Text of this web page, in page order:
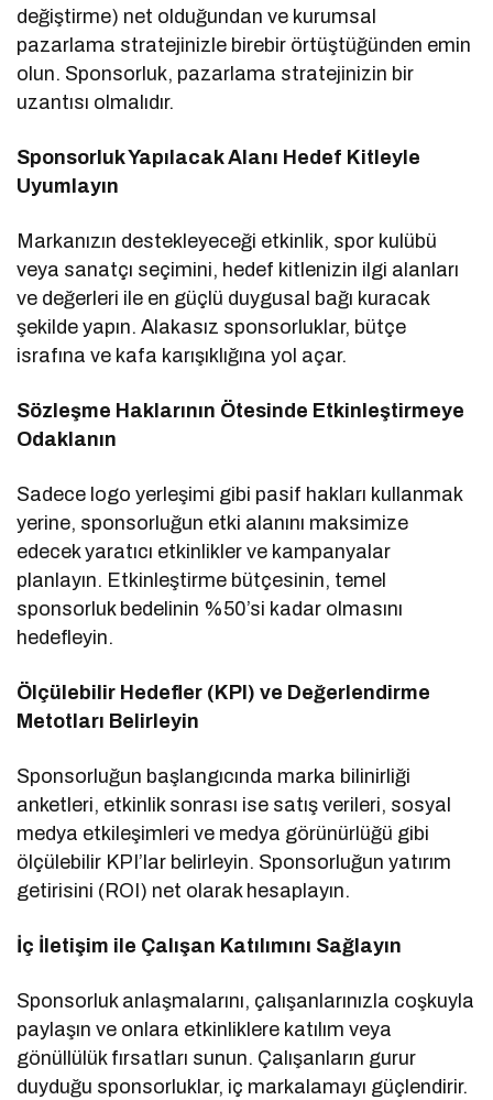
değiştirme) net olduğundan ve kurumsal
pazarlama stratejinizle birebir örtüştüğünden emin
olun. Sponsorluk, pazarlama stratejinizin bir
uzantısı olmalıdır.
Sponsorluk Yapılacak Alanı Hedef Kitleyle
Uyumlayın
Markanızın destekleyeceği etkinlik, spor kulübü
veya sanatçı seçimini, hedef kitlenizin ilgi alanları
ve değerleri ile en güçlü duygusal bağı kuracak
şekilde yapın. Alakasız sponsorluklar, bütçe
israfına ve kafa karışıklığına yol açar.
Sözleşme Haklarının Ötesinde Etkinleştirmeye
Odaklanın
Sadece logo yerleşimi gibi pasif hakları kullanmak
yerine, sponsorluğun etki alanını maksimize
edecek yaratıcı etkinlikler ve kampanyalar
planlayın. Etkinleştirme bütçesinin, temel
sponsorluk bedelinin %50’si kadar olmasını
hedefleyin.
Ölçülebilir Hedefler (KPI) ve Değerlendirme
Metotları Belirleyin
Sponsorluğun başlangıcında marka bilinirliği
anketleri, etkinlik sonrası ise satış verileri, sosyal
medya etkileşimleri ve medya görünürlüğü gibi
ölçülebilir KPI’lar belirleyin. Sponsorluğun yatırım
getirisini (ROI) net olarak hesaplayın.
İç İletişim ile Çalışan Katılımını Sağlayın
Sponsorluk anlaşmalarını, çalışanlarınızla coşkuyla
paylaşın ve onlara etkinliklere katılım veya
gönüllülük fırsatları sunun. Çalışanların gurur
duyduğu sponsorluklar, iç markalamayı güçlendirir.